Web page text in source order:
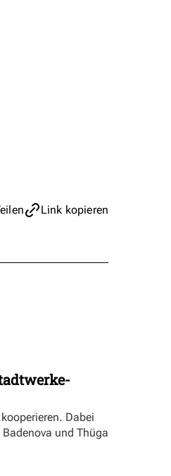
Link kopieren
Dabei
und Thüga